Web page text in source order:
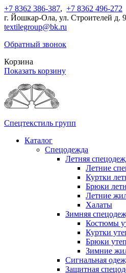
+7 8362 386-387, +7 8362 496-272
г. Йошкар-Ола, ул. Строителей д.
textilegroup@bk.ru
Обратный звонок
Корзина
Показать корзину
Спецтекстиль групп
Каталог
Спецодежда
Летняя
Летние
Куртки
Брюки
Летние
Халаты
Зимняя
Костюмы
Куртки
Брюки
Зимние
Сигнальная
Защитная